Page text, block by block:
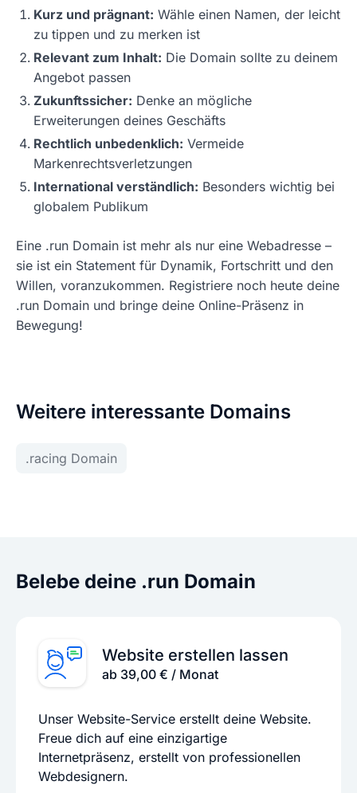
Kurz und prägnant: Wähle einen Namen, der leicht
zu tippen und zu merken ist
Relevant zum Inhalt: Die Domain sollte zu deinem
Angebot passen
Zukunftssicher: Denke an mögliche
Erweiterungen deines Geschäfts
Rechtlich unbedenklich: Vermeide
Markenrechtsverletzungen
International verständlich: Besonders wichtig bei
globalem Publikum
Eine .run Domain ist mehr als nur eine Webadresse –
sie ist ein Statement für Dynamik, Fortschritt und den
Willen, voranzukommen. Registriere noch heute deine
.run Domain und bringe deine Online-Präsenz in
Bewegung!
Weitere interessante Domains
.racing Domain
Belebe deine .run Domain
Website erstellen lassen
ab 39,00 € / Monat
Unser Website-Service erstellt deine Website.
Freue dich auf eine einzigartige
Internetpräsenz, erstellt von professionellen
Webdesignern.